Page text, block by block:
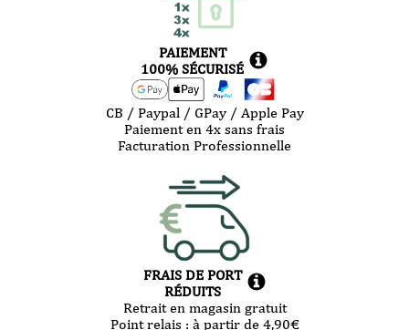
PAIEMENT
100% SÉCURISÉ
CB / Paypal / GPay / Apple Pay
Paiement en 4x sans frais
Facturation Professionnelle
FRAIS DE PORT
RÉDUITS
Retrait en magasin gratuit
Point relais : à partir de 4,90€